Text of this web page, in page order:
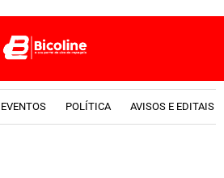
EVENTOS POLÍTICA AVISOS E EDITAIS